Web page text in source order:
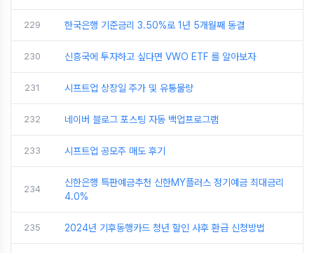
229 한국은행 기준금리 3.50%로 1년 5개월째 동결
230 신흥국에 투자하고 싶다면 VWO ETF 를 알아보자
231 시프트업 상장일 주가 및 유통물량
232 네이버 블로그 포스팅 자동 백업프로그램
233 시프트업 공모주 매도 후기
234
신한은행 특판예금추천 신한MY플러스 정기예금 최대금리
4.0%
235 2024년 기후동행카드 청년 할인 사후 환급 신청방법